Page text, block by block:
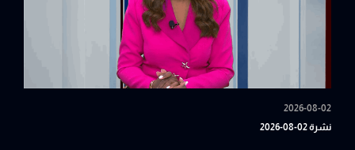
2026-08-02
نشرة 02-08-2026